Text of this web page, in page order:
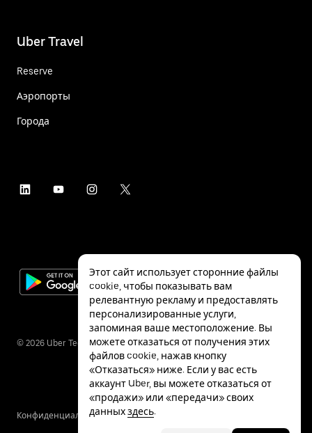
Uber Travel
Reserve
Аэропорты
Города
© 2026 Uber Technologies Inc.
КонфиденциальностьСпециальные
Этот сайт использует сторонние файлы
cookie, чтобы показывать вам
релевантную рекламу и предоставлять
персонализированные услуги,
запоминая ваше местоположение. Вы
можете отказаться от получения этих
файлов cookie, нажав кнопку
«Отказаться» ниже. Если у вас есть
аккаунт Uber, вы можете отказаться от
«продажи» или «передачи» своих
данныхздесь.